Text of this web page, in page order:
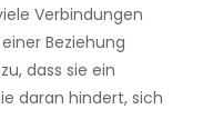
Verbindungen
Beziehung
dass sie ein
daran hindert, sich